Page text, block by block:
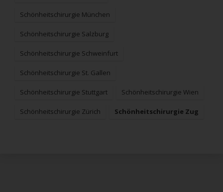
Schönheitschirurgie München
Schönheitschirurgie Salzburg
Schönheitschirurgie Schweinfurt
Schönheitschirurgie St. Gallen
Schönheitschirurgie Stuttgart Schönheitschirurgie Wien
Schönheitschirurgie Zürich Schönheitschirurgie Zug